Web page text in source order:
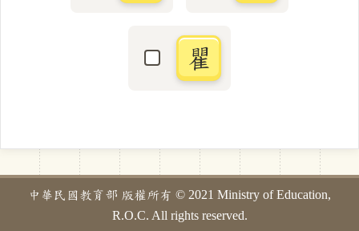
選取「瞿」字
瞿
中華民國教育部 版權所有 © 2021 Ministry of Education,
R.O.C. All rights reserved.